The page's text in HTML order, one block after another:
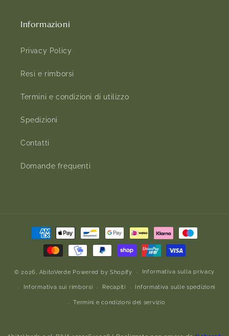
Informazioni
Privacy Policy
Resi e rimborsi
Termini e condizioni di utilizzo
Spedizioni
Contatti
Domande frequenti
Metodi
pagamento
© 2026, AbitoVerde Powered by Shopify Informativa sulla privacy
Informativa sui rimborsi Recapiti Informativa sulle spedizioni
Termini e condizioni del servizio